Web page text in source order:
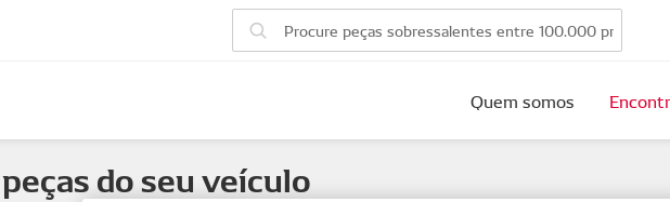
Quem somos
do seu veículo